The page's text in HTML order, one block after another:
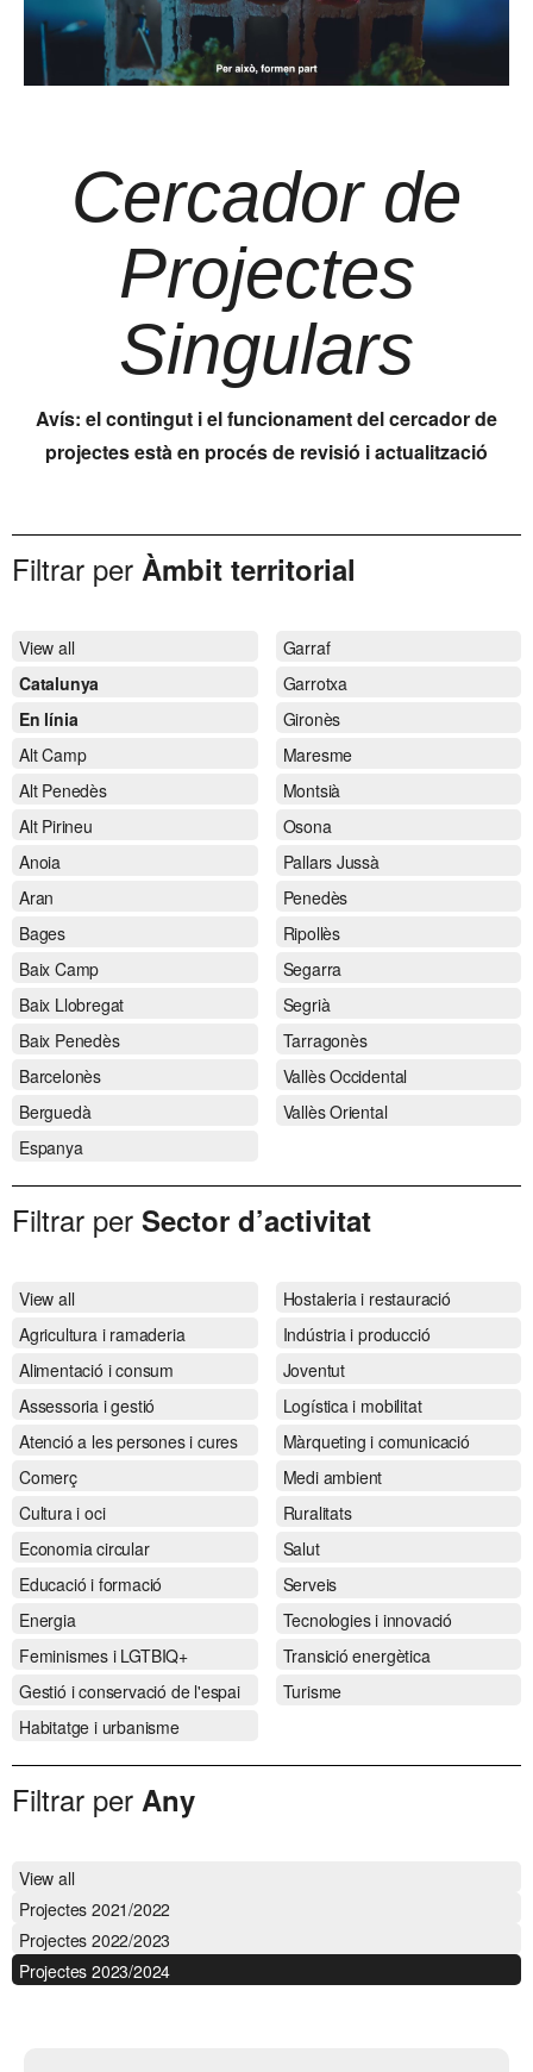
Cercador de
Projectes
Singulars
Avís: el contingut i el funcionament del cercador de
projectes està en procés de revisió i actualització
Filtrar per Àmbit territorial
View all
Catalunya
En línia
Alt Camp
Alt Penedès
Alt Pirineu
Anoia
Aran
Bages
Baix Camp
Baix Llobregat
Baix Penedès
Barcelonès
Berguedà
Espanya
Garraf
Garrotxa
Gironès
Maresme
Montsià
Osona
Pallars Jussà
Penedès
Ripollès
Segarra
Segrià
Tarragonès
Vallès Occidental
Vallès Oriental
Filtrar per Sector d’activitat
View all
Agricultura i ramaderia
Alimentació i consum
Assessoria i gestió
Atenció a les persones i cures
Comerç
Cultura i oci
Economia circular
Educació i formació
Energia
Feminismes i LGTBIQ+
Gestió i conservació de l'espai
Habitatge i urbanisme
Hostaleria i restauració
Indústria i producció
Joventut
Logística i mobilitat
Màrqueting i comunicació
Medi ambient
Ruralitats
Salut
Serveis
Tecnologies i innovació
Transició energètica
Turisme
Filtrar per Any
View all
Projectes 2021/2022
Projectes 2022/2023
Projectes 2023/2024